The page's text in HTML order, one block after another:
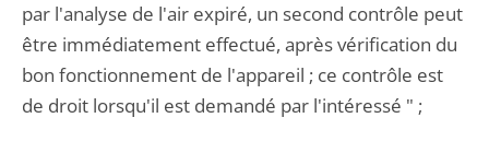
par l'analyse de l'air expiré, un second contrôle peut
être immédiatement effectué, après vérification du
bon fonctionnement de l'appareil ; ce contrôle est
de droit lorsqu'il est demandé par l'intéressé " ;